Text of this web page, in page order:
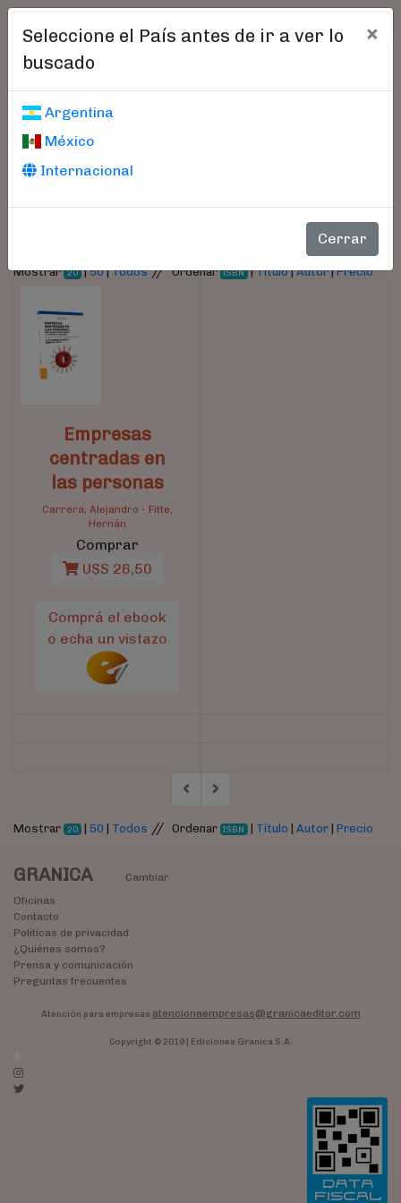
Seleccione el País antes de ir a ver lo
buscado
×
Argentina
México
Internacional
Cerrar
Libros encontrados
Parámetros
Mostrar 20 |50|Todos//Ordenar ISBN |Título|Autor|Precio
Empresas
centradas en
las personas
Carrera, Alejandro - Fitte,
Hernán
Comprar
U$S 26,50
Comprá el ebook
o echa un vistazo
Mostrar 20 | 50 Todos // Ordenar ISBN Título |Autor |Precio
GRANICA
Cambiar
Oficinas
Contacto
Políticas de privacidad
¿Quiénes somos?
Prensa y comunicación
Preguntas frecuentes
Atención para empresas atencionaempresas@granicaeditor.com
Copyright © 2019 | Ediciones Granica S.A.